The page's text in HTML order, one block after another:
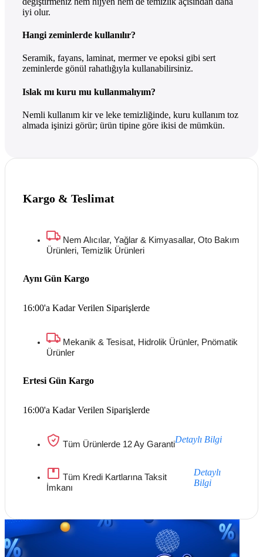
iyi olur.
Hangi zeminlerde kullanılır?
Seramik, fayans, laminat, mermer ve epoksi gibi sert
zeminlerde gönül rahatlığıyla kullanabilirsiniz.
Islak mı kuru mu kullanmalıyım?
Nemli kullanım kir ve leke temizliğinde, kuru kullanım toz
almada işinizi görür; ürün tipine göre ikisi de mümkün.
Kargo & Teslimat
Nem Alıcılar, Yağlar & Kimyasallar, Oto Bakım
Ürünleri, Temizlik Ürünleri
16:00'a Kadar Verilen Siparişlerde
Aynı Gün Kargo
Mekanik & Tesisat, Hidrolik Ürünler, Pnömatik
Ürünler
16:00'a Kadar Verilen Siparişlerde
Ertesi Gün Kargo
Tüm Ürünlerde 12 Ay GarantiDetaylı Bilgi
Tüm Kredi Kartlarına Taksit
İmkanı
Detaylı
Bilgi